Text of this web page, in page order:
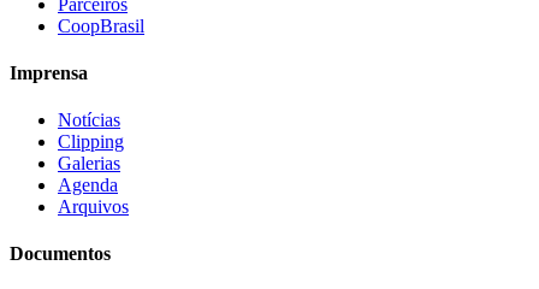
CoopBrasil
Imprensa
Notícias
Clipping
Galerias
Agenda
Arquivos
Documentos